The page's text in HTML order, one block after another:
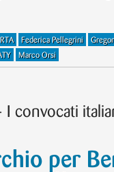
Federica Pellegrini
Marco Orsi
I convocati
per